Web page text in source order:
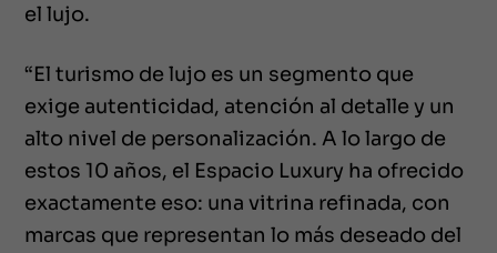
el lujo.
“El turismo de lujo es un segmento que
exige autenticidad, atención al detalle y un
alto nivel de personalización. A lo largo de
estos 10 años, el Espacio Luxury ha ofrecido
exactamente eso: una vitrina refinada, con
marcas que representan lo más deseado del